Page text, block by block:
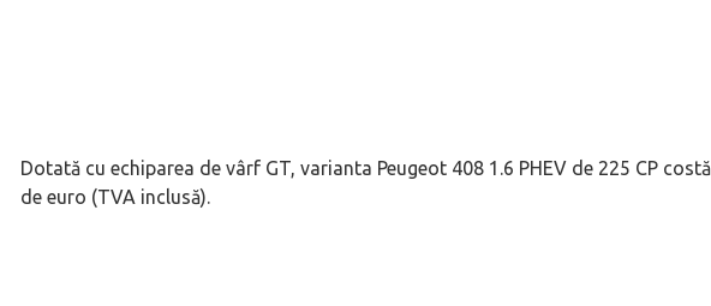
Dotată cu echiparea de vârf GT, varianta Peugeot 408 1.6 PHEV de 225 CP
de euro (TVA inclusă).